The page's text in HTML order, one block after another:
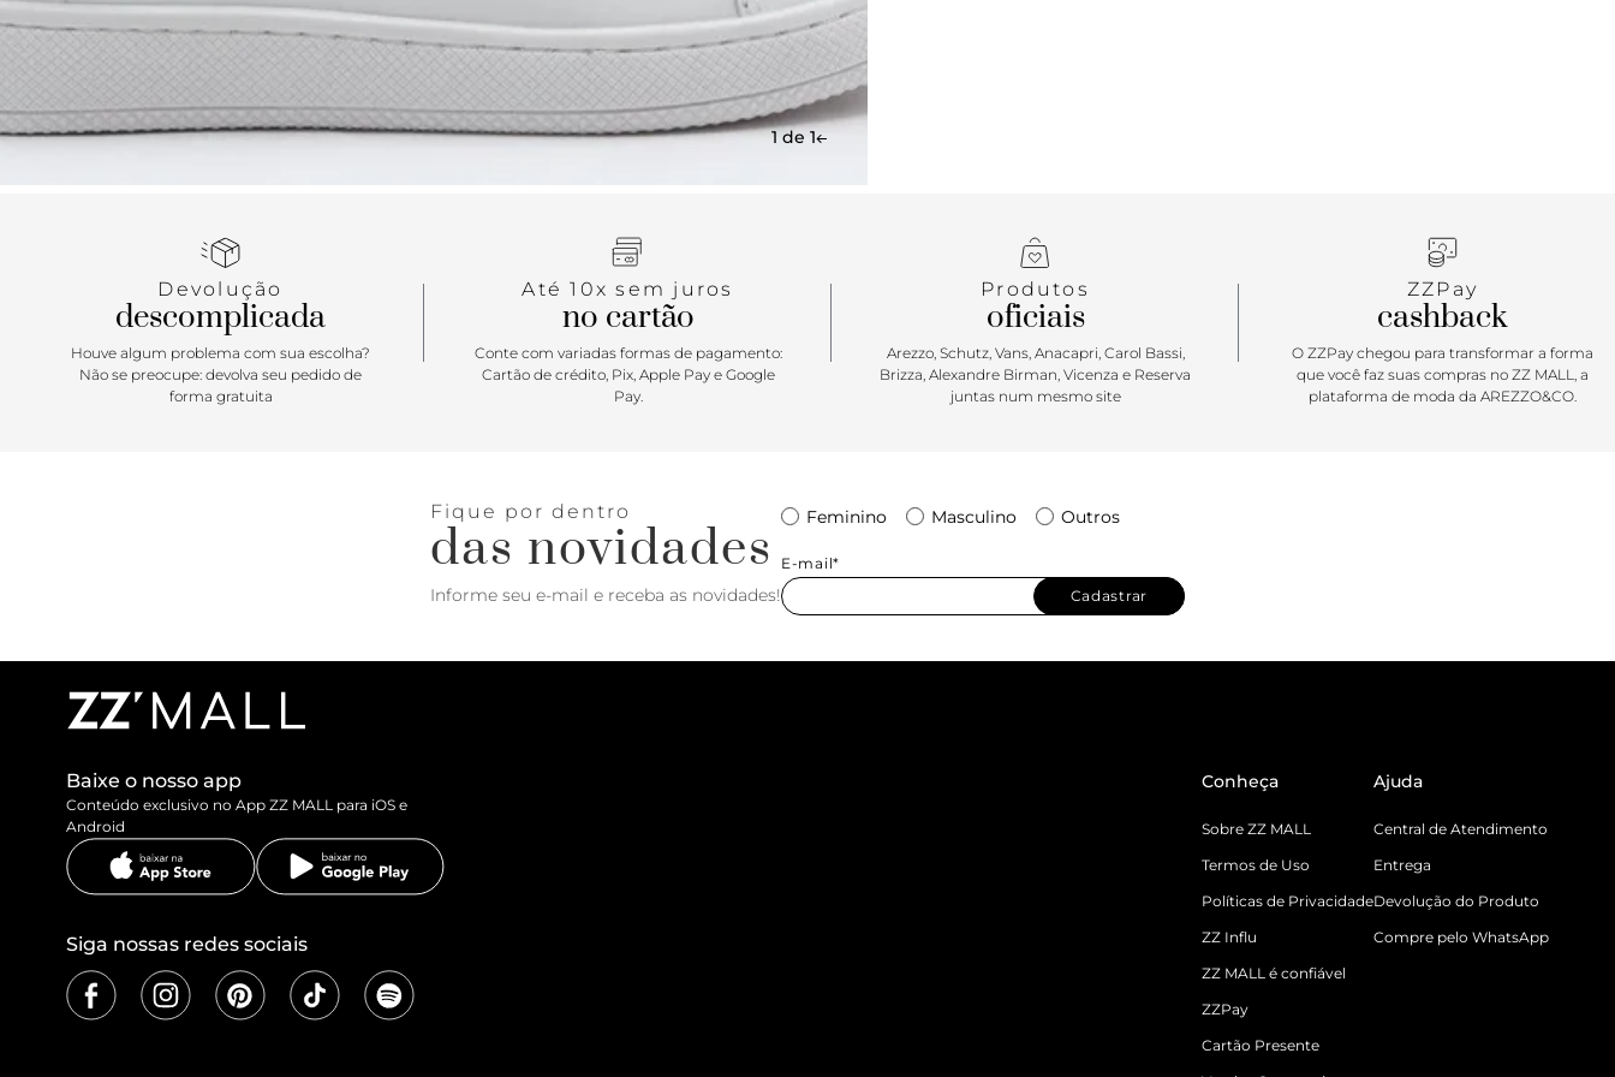
1 de 1
Devolução
descomplicada
Houve algum problema com sua escolha?
Não se preocupe: devolva seu pedido de
forma gratuita
Até 10x sem juros
no cartão
Conte com variadas formas de pagamento:
Cartão de crédito, Pix, Apple Pay e Google
Pay.
Produtos
oficiais
Arezzo, Schutz, Vans, Anacapri, Carol Bassi,
Brizza, Alexandre Birman, Vicenza e Reserva
juntas num mesmo site
ZZPay
cashback
O ZZPay chegou para transformar a forma
que você faz suas compras no ZZ MALL, a
plataforma de moda da AREZZO&CO.
Fique por dentro
das novidades
Informe seu e-mail e receba as novidades!
Feminino Masculino Outros
E-mail*
Cadastrar
Baixe o nosso app
Conteúdo exclusivo no App ZZ MALL para iOS e
Android
Siga nossas redes sociais
Conheça
Sobre ZZ MALL
Termos de Uso
Políticas de Privacidade
ZZ Influ
ZZ MALL é confiável
ZZPay
Cartão Presente
Ajuda
Central de Atendimento
Entrega
Devolução do Produto
Compre pelo WhatsApp